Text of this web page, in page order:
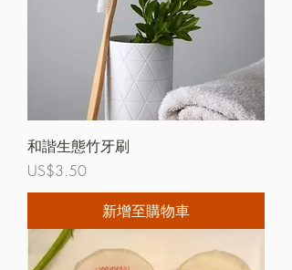
和諧生態竹牙刷
價格
US$3.50
新增至購物車